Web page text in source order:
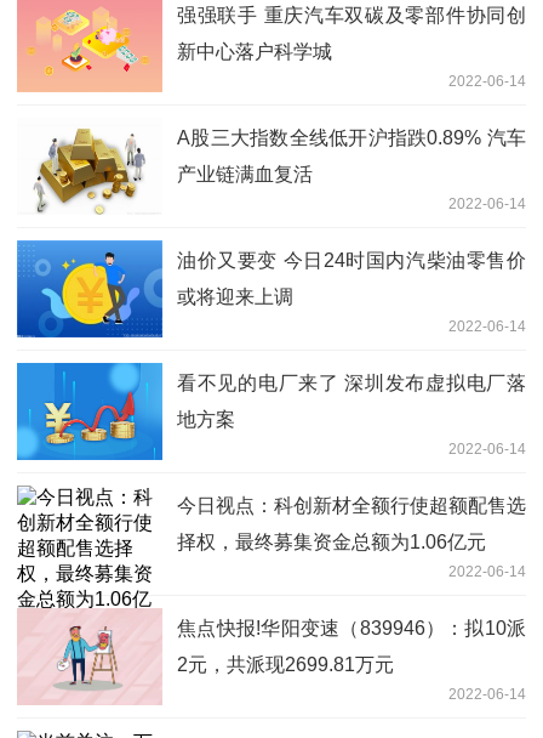
强强联手 重庆汽车双碳及零部件协同创
新中心落户科学城
2022-06-14
A股三大指数全线低开沪指跌0.89% 汽车
产业链满血复活
2022-06-14
油价又要变 今日24时国内汽柴油零售价
或将迎来上调
2022-06-14
看不见的电厂来了 深圳发布虚拟电厂落
地方案
2022-06-14
今日视点：科创新材全额行使超额配售选
择权，最终募集资金总额为1.06亿元
2022-06-14
焦点快报!华阳变速（839946）：拟10派
2元，共派现2699.81万元
2022-06-14